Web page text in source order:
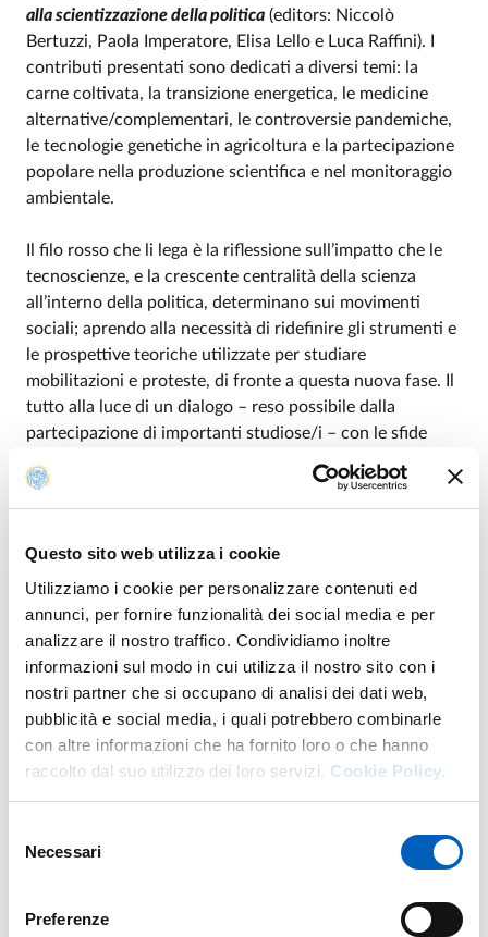
Questo sito web utilizza i cookie
Utilizziamo i cookie per personalizzare contenuti ed
annunci, per fornire funzionalità dei social media e per
analizzare il nostro traffico. Condividiamo inoltre
informazioni sul modo in cui utilizza il nostro sito con i
nostri partner che si occupano di analisi dei dati web,
pubblicità e social media, i quali potrebbero combinarle
con altre informazioni che ha fornito loro o che hanno
raccolto dal suo utilizzo dei loro servizi. Cookie Policy.
delNecessari
Preferenze
alla scientizzazione della politica (editors: Niccolò
Bertuzzi, Paola Imperatore, Elisa Lello e Luca Raffini). I
contributi presentati sono dedicati a diversi temi: la
carne coltivata, la transizione energetica, le medicine
alternative/complementari, le controversie pandemiche,
le tecnologie genetiche in agricoltura e la partecipazione
popolare nella produzione scientifica e nel monitoraggio
ambientale.
Il filo rosso che li lega è la riflessione sull’impatto che le
tecnoscienze, e la crescente centralità della scienza
all’interno della politica, determinano sui movimenti
sociali; aprendo alla necessità di ridefinire gli strumenti e
le prospettive teoriche utilizzate per studiare
mobilitazioni e proteste, di fronte a questa nuova fase. Il
tutto alla luce di un dialogo – reso possibile dalla
partecipazione di importanti studiose/i – con le sfide
ricerca sociale.
Attachments
Access mode
Live: Ingresso libero fino esaurimento posti